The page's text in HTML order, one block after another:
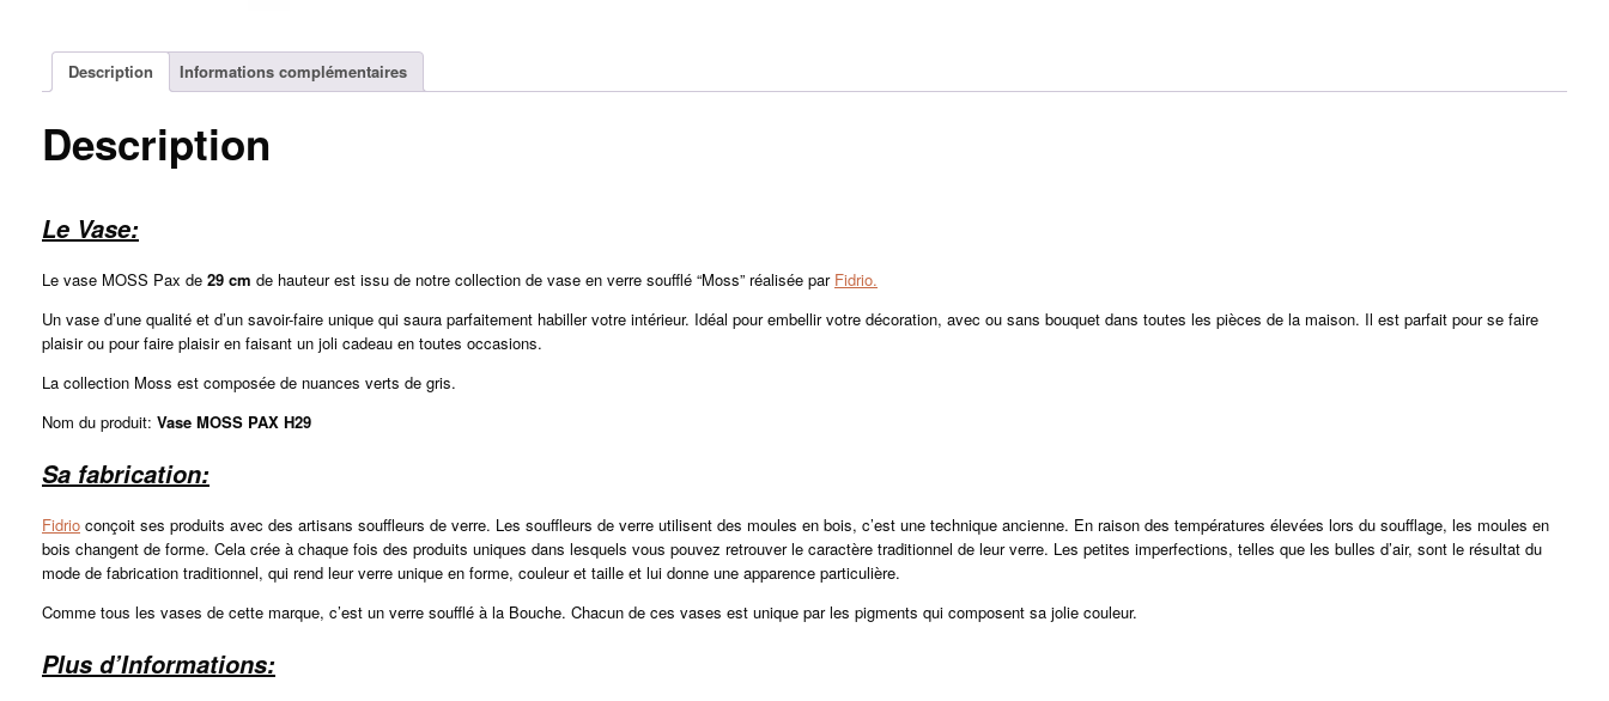
Description Informations complémentaires
Description
Le Vase:
Le vase MOSS Pax de 29 cm de hauteur est issu de notre collection de vase en verre soufflé “Moss” réalisée par Fidrio.
Un vase d’une qualité et d’un savoir-faire unique qui saura parfaitement habiller votre intérieur. Idéal pour embellir votre décoration, avec ou sans bouquet dans toutes les pièces de la maison. Il est parfait pour se faire
plaisir ou pour faire plaisir en faisant un joli cadeau en toutes occasions.
La collection Moss est composée de nuances verts de gris.
Nom du produit: Vase MOSS PAX H29
Sa fabrication:
Fidrio conçoit ses produits avec des artisans souffleurs de verre. Les souffleurs de verre utilisent des moules en bois, c’est une technique ancienne. En raison des températures élevées lors du soufflage, les moules en
bois changent de forme. Cela crée à chaque fois des produits uniques dans lesquels vous pouvez retrouver le caractère traditionnel de leur verre. Les petites imperfections, telles que les bulles d’air, sont le résultat du
mode de fabrication traditionnel, qui rend leur verre unique en forme, couleur et taille et lui donne une apparence particulière.
Comme tous les vases de cette marque, c’est un verre soufflé à la Bouche. Chacun de ces vases est unique par les pigments qui composent sa jolie couleur.
Plus d’Informations: